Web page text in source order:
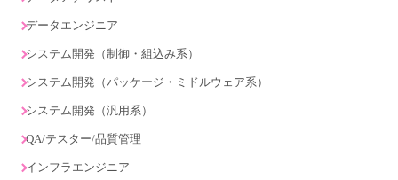
データエンジニア
システム開発（制御・組込み系）
システム開発（パッケージ・ミドルウェア系）
システム開発（汎用系）
QA/テスター/品質管理
インフラエンジニア